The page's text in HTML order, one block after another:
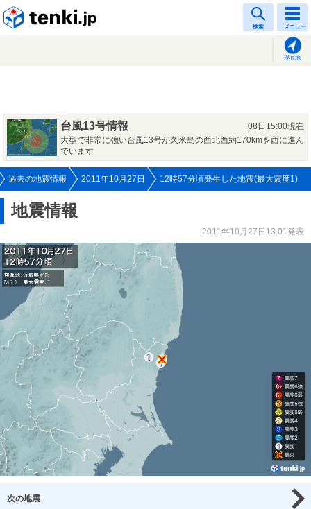
検索 メニュー
現在地
台風13号情報
08日15:00現在
大型で非常に強い台風13号が久米島の西北西約170kmを西に進ん
でいます
過去の地震情報 2011年10月27日 12時57分頃発生した地震(最大震度1)
地震情報
2011年10月27日13:01発表
次の地震